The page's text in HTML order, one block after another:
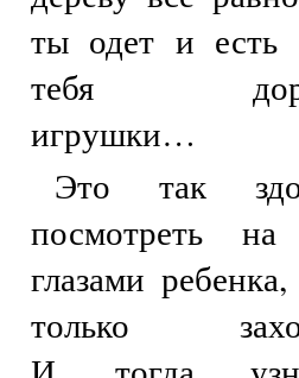
ты одет и
тебя
игрушки…
Это так
посмотреть
глазами
только